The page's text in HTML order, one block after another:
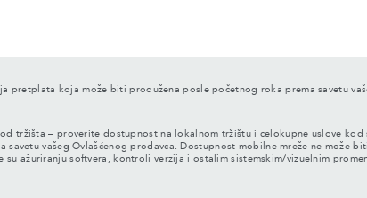
pretplata koja može biti produžena posle početnog roka prema savetu
tržišta – proverite dostupnost na lokalnom tržištu i celokupne uslove kod
vašeg Ovlašćenog prodavca. Dostupnost mobilne mreže ne može
ažuriranju softvera, kontroli verzija i ostalim sistemskim/vizuelnim